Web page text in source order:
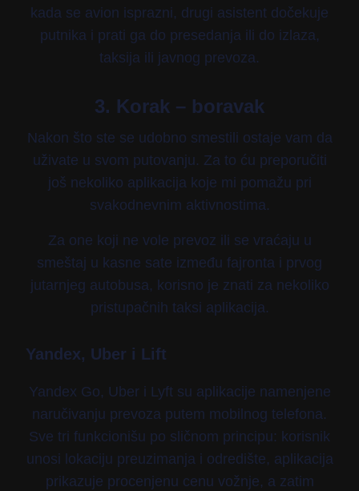
kada se avion isprazni, drugi asistent dočekuje
putnika i prati ga do presedanja ili do izlaza,
taksija ili javnog prevoza.
3. Korak – boravak
Nakon što ste se udobno smestili ostaje vam da
uživate u svom putovanju. Za to ću preporučiti
još nekoliko aplikacija koje mi pomažu pri
svakodnevnim aktivnostima.
Za one koji ne vole prevoz ili se vraćaju u
smeštaj u kasne sate između fajronta i prvog
jutarnjeg autobusa, korisno je znati za nekoliko
pristupačnih taksi aplikacija.
Yandex, Uber i Lift
Yandex Go, Uber i Lyft su aplikacije namenjene
naručivanju prevoza putem mobilnog telefona.
Sve tri funkcionišu po sličnom principu: korisnik
unosi lokaciju preuzimanja i odredište, aplikacija
prikazuje procenjenu cenu vožnje, a zatim